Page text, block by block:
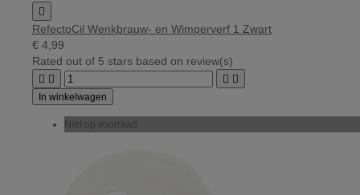

RefectoCil Wenkbrauw- en Wimperverf 1 Zwart
€ 4,99
Rated out of 5 stars based on review(s)
   
In winkelwagen
Niet op voorraad